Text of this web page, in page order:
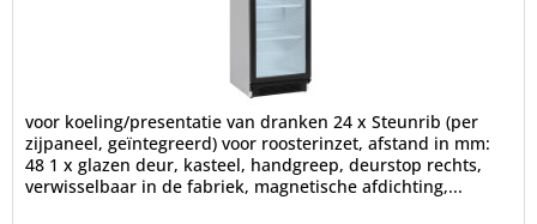
voor koeling/presentatie van dranken 24 x Steunrib (per
zijpaneel, geïntegreerd) voor roosterinzet, afstand in mm:
48 1 x glazen deur, kasteel, handgreep, deurstop rechts,
verwisselbaar in de fabriek, magnetische afdichting,...